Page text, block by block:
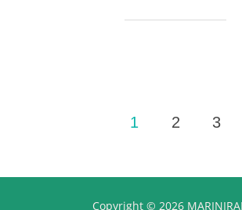
1 2 3
Copyright © 2026